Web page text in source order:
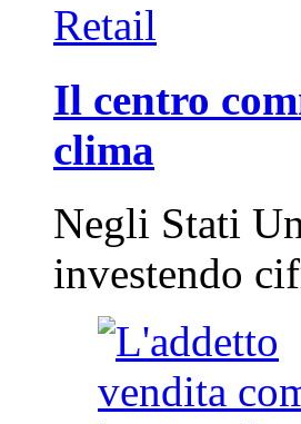
Retail
Il centro
clima
Negli Stati
investendo